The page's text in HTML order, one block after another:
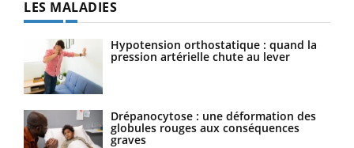
LES MALADIES
Hypotension orthostatique : quand la
pression artérielle chute au lever
Drépanocytose : une déformation des
globules rouges aux conséquences
graves